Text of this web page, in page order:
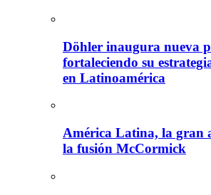
Döhler inaugura nueva
fortaleciendo su
en Latinoamérica
América Latina, la gran
la fusión McCormick